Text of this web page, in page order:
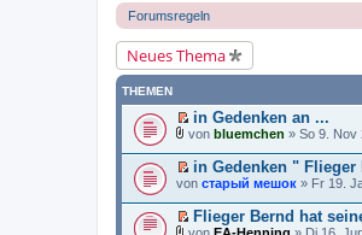
Forumsregeln
Neues Thema
THEMEN
E
s
e
r
u
n
in Gedenken an ...
a
t
e
i
a
n
von bluemchen » So 9. Nov
E
s
in Gedenken " Flieger
von старый мешок » Fr 19.
E
Flieger Bernd hat
von EA-Henning » Di 16.